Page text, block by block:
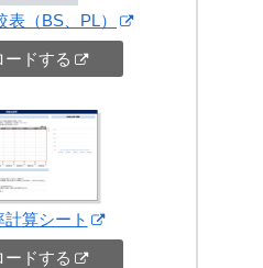
（BS、PL）
ードする
算シート
ードする